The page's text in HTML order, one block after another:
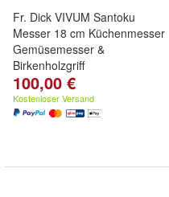
Fr. Dick VIVUM Santoku
Messer 18 cm Küchenmesser
Gemüsemesser &
Birkenholzgriff
100,00 €
Kostenloser Versand